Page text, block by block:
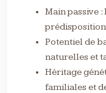
Main passive
Potentiel de
naturelles et
Héritage
familiales et